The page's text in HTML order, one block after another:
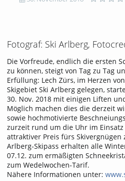
Fotograf: Ski Arlberg,
Die Vorfreude, endlich die ersten
zu können, steigt von Tag zu Tag
Erfüllung: Lech Zürs, im Herzen
Skigebiet Ski Arlberg gelegen,
30. Nov. 2018 mit einigen Liften
Möglich machen dies die derzeit
sowie hochmotivierte
zurzeit rund um die Uhr im
attraktiver Preis fürs Skivergnügen
Arlberg-Skipass erhalten alle
07.12. zum ermäßigten
zum Wedelwochen-Tarif.
Nähere Informationen unter: